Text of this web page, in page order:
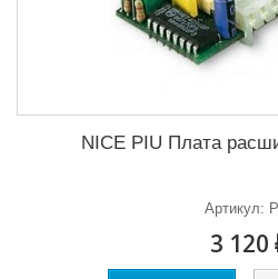
NICE PIU Плата
Артикул:
3 120